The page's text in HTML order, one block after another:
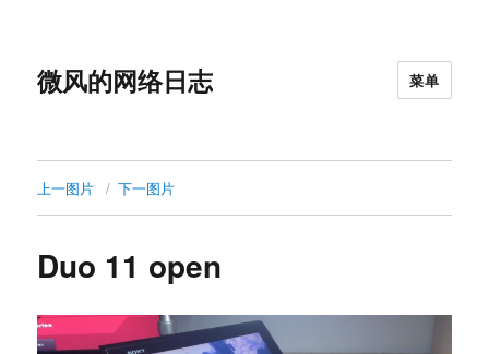
微风的网络日志 菜单
上一图片 下一图片
Duo 11 open